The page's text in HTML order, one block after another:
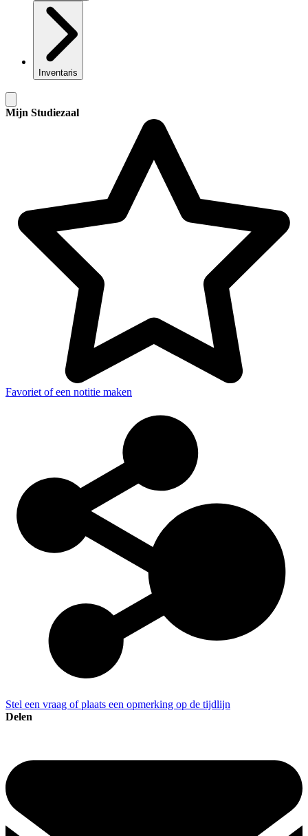
Inventaris
Mijn Studiezaal
Favoriet of een notitie maken
Stel een vraag of plaats een opmerking op de tijdlijn
Delen